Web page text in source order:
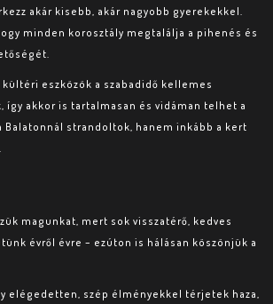
akár kisebb, akár nagyobb gyerekekkel.
minden korosztály megtalálja a pihenés és
eszközök a szabadidő kellemes
akkor is tartalmasan és vidáman telhet a
Balatonnál strandoltok, hanem inkább a kert
magunkat, mert sok visszatérő, kedves
évről évre – ezúton is hálásan köszönjük a
elégedetten, szép élményekkel térjetek haza,